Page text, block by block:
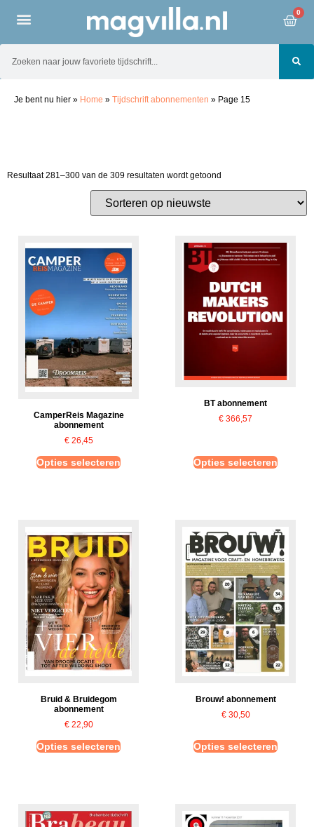
0
Je bent nu hier » Home » Tijdschrift abonnementen » Page 15
Resultaat 281–300 van de 309 resultaten wordt getoond
CamperReis Magazine
abonnement
€26,45
Opties selecteren
BT abonnement
€ 366,57
Opties selecteren
Bruid & Bruidegom
abonnement
€22,90
Opties selecteren
Brouw! abonnement
€30,50
Opties selecteren